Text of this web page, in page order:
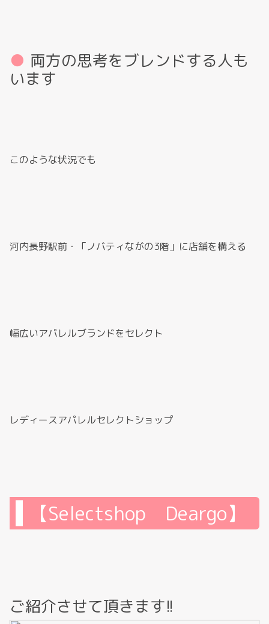
両方の思考をブレンドする人も
います
このような状況でも
河内長野駅前・「ノバティながの3階」に店舗を構える
幅広いアパレルブランドをセレクト
レディースアパレルセレクトショップ
【Selectshop Deargo】
ご紹介させて頂きます!!